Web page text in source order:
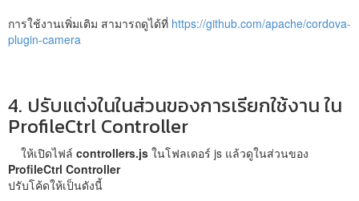
การใช้งานเพิ่มเติม สามารถดูได้ที่ https://github.com/apache/cordova-
plugin-camera
4. ปรับแต่งในในส่วนของการเรียกใช้งาน ใน
ProfileCtrl Controller
ให้เปิดไฟล์ controllers.js ในโฟลเดอร์ js แล้วดูในส่วนของ
ProfileCtrl Controller
ปรับโค้ดให้เป็นดังนี้